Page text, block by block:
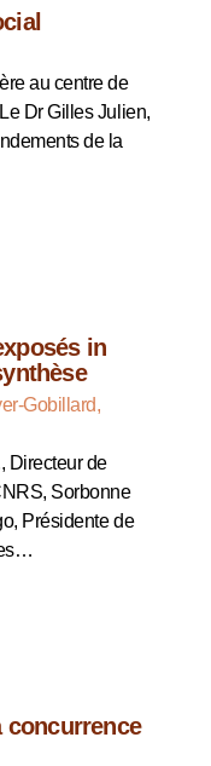
au centre de
Dr Gilles Julien,
de la
in
Gobillard,
Directeur de
Sorbonne
Présidente de
concurrence